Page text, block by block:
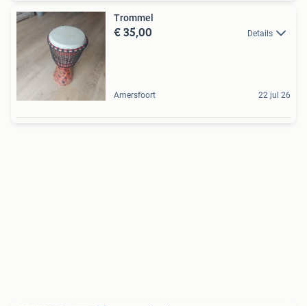
Trommel
€ 35,00 Details
Amersfoort 22 jul 26